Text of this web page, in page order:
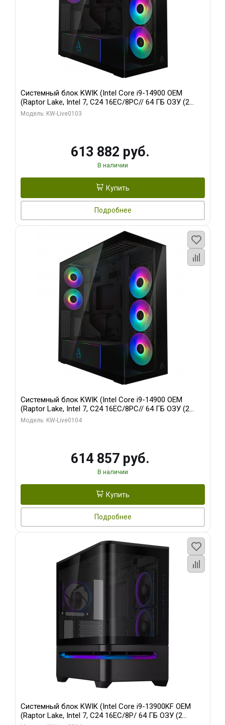
Системный блок KWIK (Intel Core i9-14900 OEM
(Raptor Lake, Intel 7, C24 16EC/8PC// 64 ГБ ОЗУ (2
модуля)/ Afox RTX4090 24GB GDDR6X 384-Bit 3xDP
Модель: KW-Live0103
613 882 руб.
В наличии
Купить
Подробнее
Системный блок KWIK (Intel Core i9-14900 OEM
(Raptor Lake, Intel 7, C24 16EC/8PC// 64 ГБ ОЗУ (2
модуля)/ Afox RTX4090 24GB GDDR6X 384-Bit 3xDP
Модель: KW-Live0104
614 857 руб.
В наличии
Купить
Подробнее
Системный блок KWIK (Intel Core i9-13900KF OEM
(Raptor Lake, Intel 7, C24 16EC/8P/ 64 ГБ ОЗУ (2